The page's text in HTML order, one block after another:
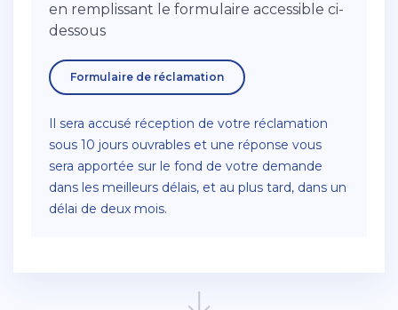
en remplissant le formulaire accessible ci-
dessous
Formulaire de réclamation
Il sera accusé réception de votre réclamation
sous 10 jours ouvrables et une réponse vous
sera apportée sur le fond de votre demande
dans les meilleurs délais, et au plus tard, dans un
délai de deux mois.